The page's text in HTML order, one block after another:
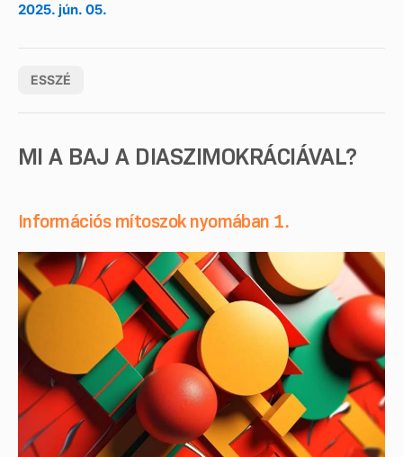
2025. jún. 05.
ESSZÉ
MI A BAJ A DIASZIMOKRÁCIÁVAL?
Információs mítoszok nyomában 1.